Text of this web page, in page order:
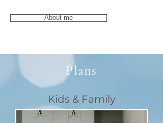
About me
Plans
Kids & Family